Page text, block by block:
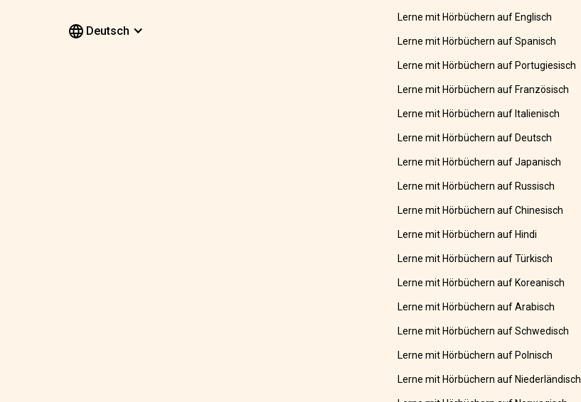
Deutsch
Lerne mit Hörbüchern auf Englisch
Lerne mit Hörbüchern auf Spanisch
Lerne mit Hörbüchern auf Portugiesisch
Lerne mit Hörbüchern auf Französisch
Lerne mit Hörbüchern auf Italienisch
Lerne mit Hörbüchern auf Deutsch
Lerne mit Hörbüchern auf Japanisch
Lerne mit Hörbüchern auf Russisch
Lerne mit Hörbüchern auf Chinesisch
Lerne mit Hörbüchern auf Hindi
Lerne mit Hörbüchern auf Türkisch
Lerne mit Hörbüchern auf Koreanisch
Lerne mit Hörbüchern auf Arabisch
Lerne mit Hörbüchern auf Schwedisch
Lerne mit Hörbüchern auf Polnisch
Lerne mit Hörbüchern auf Niederländisch